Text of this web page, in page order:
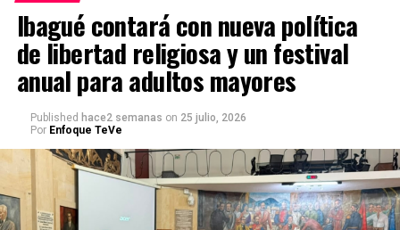
Ibagué contará con nueva política
de libertad religiosa y un festival
anual para adultos mayores
Published hace2 semanas on 25 julio, 2026
Por Enfoque TeVe